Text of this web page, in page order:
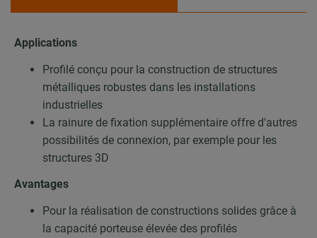
Applications
Profilé conçu pour la construction de structures
métalliques robustes dans les installations
industrielles
La rainure de fixation supplémentaire offre d'autres
possibilités de connexion, par exemple pour les
structures 3D
Avantages
Pour la réalisation de constructions solides grâce à
la capacité porteuse élevée des profilés